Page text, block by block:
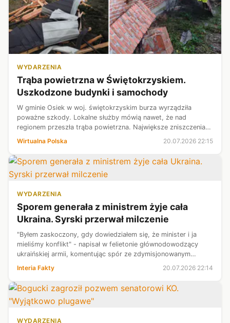
WYDARZENIA
Trąba powietrzna w Świętokrzyskiem.
Uszkodzone budynki i samochody
W gminie Osiek w woj. świętokrzyskim burza wyrządziła
poważne szkody. Lokalne służby mówią nawet, że nad
regionem przeszła trąba powietrzna. Największe zniszczenia
odnotowano w Ossali i Trzciance.
Wirtualna Polska 20.07.2026 22:15
WYDARZENIA
Sporem generała z ministrem żyje cała
Ukraina. Syrski przerwał milczenie
"Byłem zaskoczony, gdy dowiedziałem się, że minister i ja
mieliśmy konflikt" - napisał w felietonie głównodowodzący
ukraińskiej armii, komentując spór ze zdymisjonowanym
ministrem obrony Mychajło Fedorowem. Z ust Ołeksandra
Syrskiego padło słowo "prz...
Interia Fakty 20.07.2026 22:14
WYDARZENIA